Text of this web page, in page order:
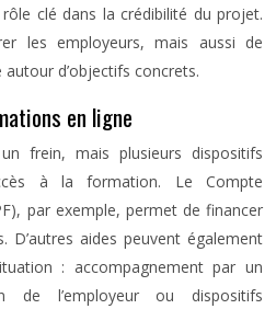
clé dans la crédibilité du projet.
les employeurs, mais aussi de
d’objectifs concrets.
en ligne
frein, mais plusieurs dispositifs
à la formation. Le Compte
par exemple, permet de financer
D’autres aides peuvent également
: accompagnement par un
de l’employeur ou dispositifs